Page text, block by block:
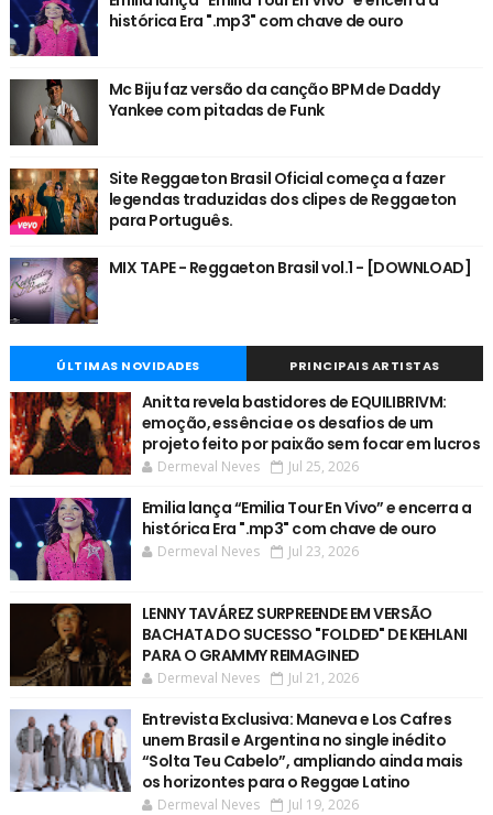
histórica Era ".mp3" com chave de ouro
Mc Biju faz versão da canção BPM de Daddy
Yankee com pitadas de Funk
Site Reggaeton Brasil Oficial começa a fazer
legendas traduzidas dos clipes de Reggaeton
para Português.
MIX TAPE - Reggaeton Brasil vol.1 - [DOWNLOAD]
ÚLTIMAS NOVIDADES PRINCIPAIS ARTISTAS
Anitta revela bastidores de EQUILIBRIVM:
emoção, essência e os desafios de um
projeto feito por paixão sem focar em lucros
Dermeval Neves Jul 25, 2026
Emilia lança “Emilia Tour En Vivo” e encerra a
histórica Era ".mp3" com chave de ouro
Dermeval Neves Jul 23, 2026
LENNY TAVÁREZ SURPREENDE EM VERSÃO
BACHATA DO SUCESSO "FOLDED" DE KEHLANI
PARA O GRAMMY REIMAGINED
Dermeval Neves Jul 21, 2026
Entrevista Exclusiva: Maneva e Los Cafres
unem Brasil e Argentina no single inédito
“Solta Teu Cabelo”, ampliando ainda mais
os horizontes para o Reggae Latino
Dermeval Neves Jul 19, 2026